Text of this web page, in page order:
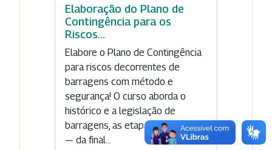
Elaboração do Plano de
Contingência para os
Riscos...
Elabore o Plano de Contingência
para riscos decorrentes de
barragens com método e
segurança! O curso aborda o
histórico e a legislação de
barragens, as etapas do Plancon
— da final...